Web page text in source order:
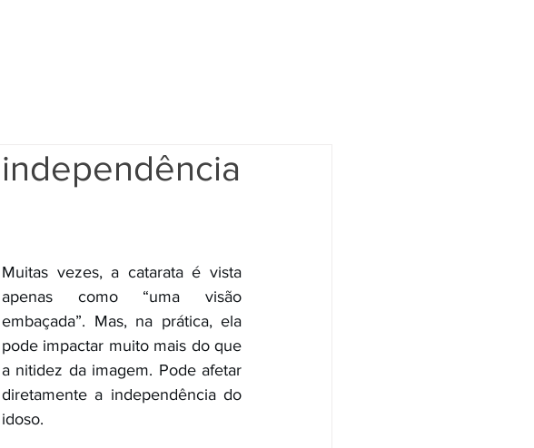
Muitas vezes, a catarata é vista
apenas como “uma visão
embaçada”. Mas, na prática, ela
pode impactar muito mais do que
a nitidez da imagem. Pode afetar
diretamente a independência do
idoso.